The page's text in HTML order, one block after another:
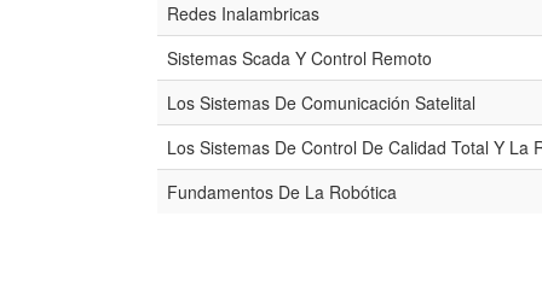
Redes Inalambricas
Sistemas Scada Y Control Remoto
Los Sistemas De Comunicación Satelital
Los Sistemas De Control De Calidad Total Y La
Fundamentos De La Robótica